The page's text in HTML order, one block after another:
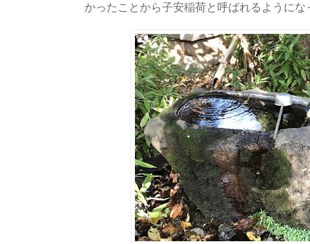
かったことから子安稲荷と呼ばれるようにな